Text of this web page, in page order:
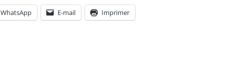
WhatsApp E-mail Imprimer